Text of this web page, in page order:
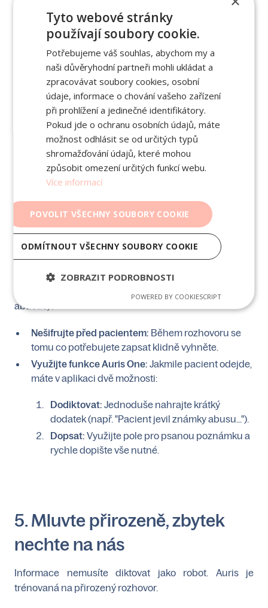
Auris One strukturuje fakta ze vstupů, které dostane
(rozhovor, vaše poznámky, přiložené fotky a soubory).
Nemůže si ale domýšlet to, o čem od vás nemá
informace (nemáme oči, zatím).
Verbalizujte nálezy:Při fyzikálním vyšetření si
zvykněte přemýšlet nahlas. Místo tichého
přemýšlení řekněte "Dýchání alveolární, bez
vedlejších fenoménů; jizva klidná, bez zarudnutí…".
Tím zajistíte, že objektivní nález bude ve zprávě
kompletní, aniž byste ho museli později dopisovat.
4. Citlivé informace a
poznámky
Potřebujete do zprávy uvést informace, které se nehodí
abusus)?
Nešifrujte před pacientem: Během rozhovoru se
tomu co potřebujete zapsat klidně vyhněte.
Využijte funkce Auris One: Jakmile pacient odejde,
máte v aplikaci dvě možnosti:
Dodiktovat: Jednoduše nahrajte krátký
dodatek (např. "Pacient jevil známky abusu...").
Dopsat: Využijte pole pro psanou poznámku a
rychle dopište vše nutné.
5. Mluvte přirozeně, zbytek
nechte na nás
Informace nemusíte diktovat jako robot. Auris je
trénovaná na přirozený rozhovor.
Tyto webové stránky
používají soubory cookie.
Potřebujeme váš souhlas, abychom my a
naši důvěryhodní partneři mohli ukládat a
zpracovávat soubory cookies, osobní
údaje, informace o chování vašeho zařízení
při prohlížení a jedinečné identifikátory.
Pokud jde o ochranu osobních údajů, máte
možnost odhlásit se od určitých typů
shromažďování údajů, které mohou
způsobit omezení určitých funkcí webu.
Více informací
POVOLIT VŠECHNY SOUBORY COOKIE
ODMÍTNOUT VŠECHNY SOUBORY COOKIE
ZOBRAZIT PODROBNOSTI
POWERED BY COOKIESCRIPT